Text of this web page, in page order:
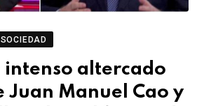
SOCIEDAD
intenso altercado
Juan Manuel Cao y